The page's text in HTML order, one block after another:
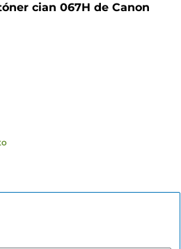
cian 067H de Canon